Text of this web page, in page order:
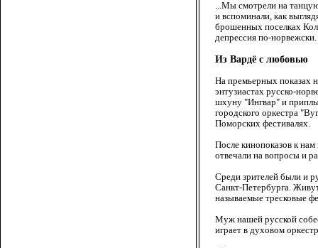
...Мы смотрели на
и вспоминали, как
брошенных поселках
депрессия по-норвежски.
Из Вардё с любовью
На премьерных показах
энтузиастах русско-
шхуну "Ингвар" и
городского оркестра
Поморских фестивалях.
После кинопоказов к
отвечали на вопросы и
Среди зрителей были и
Санкт-Петербурга.
называемые тресковые
Муж нашей русской
играет в духовом